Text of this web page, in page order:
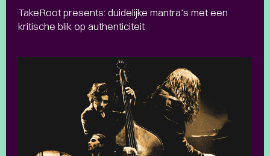
TakeRoot presents: duidelijke mantra’s met een
kritische blik op authenticiteit